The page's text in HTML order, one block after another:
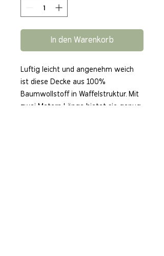
In den Warenkorb
Luftig leicht und angenehm weich
ist diese Decke aus 100%
Baumwollstoff in Waffelstruktur. Mit
zwei Metern Länge bietet sie genug